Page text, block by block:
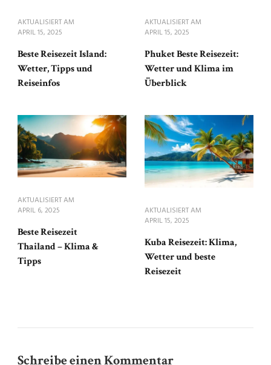
AKTUALISIERT AM
APRIL 15, 2025
Beste Reisezeit Island:
Wetter, Tipps und
Reiseinfos
AKTUALISIERT AM
APRIL 15, 2025
Phuket Beste Reisezeit:
Wetter und Klima im
Überblick
AKTUALISIERT AM
APRIL 6, 2025
Beste Reisezeit
Thailand – Klima &
Tipps
AKTUALISIERT AM
APRIL 15, 2025
Kuba Reisezeit: Klima,
Wetter und beste
Reisezeit
Schreibe einen Kommentar